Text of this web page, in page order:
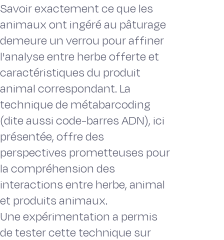
Savoir exactement ce que les
animaux ont ingéré au pâturage
demeure un verrou pour affiner
l'analyse entre herbe offerte et
caractéristiques du produit
animal correspondant. La
technique de métabarcoding
(dite aussi code-barres ADN), ici
présentée, offre des
perspectives prometteuses pour
la compréhension des
interactions entre herbe, animal
et produits animaux.
Une expérimentation a permis
de tester cette technique sur